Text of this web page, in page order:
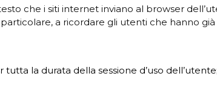
che i siti internet inviano al browser
a ricordare gli utenti che hanno
la durata della sessione d’uso